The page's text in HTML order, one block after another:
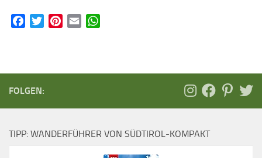
FacebookTwitterPinterest
Email
FOLGEN:
TIPP: WANDERFÜHRER VON SÜDTIROL-KOMPAKT